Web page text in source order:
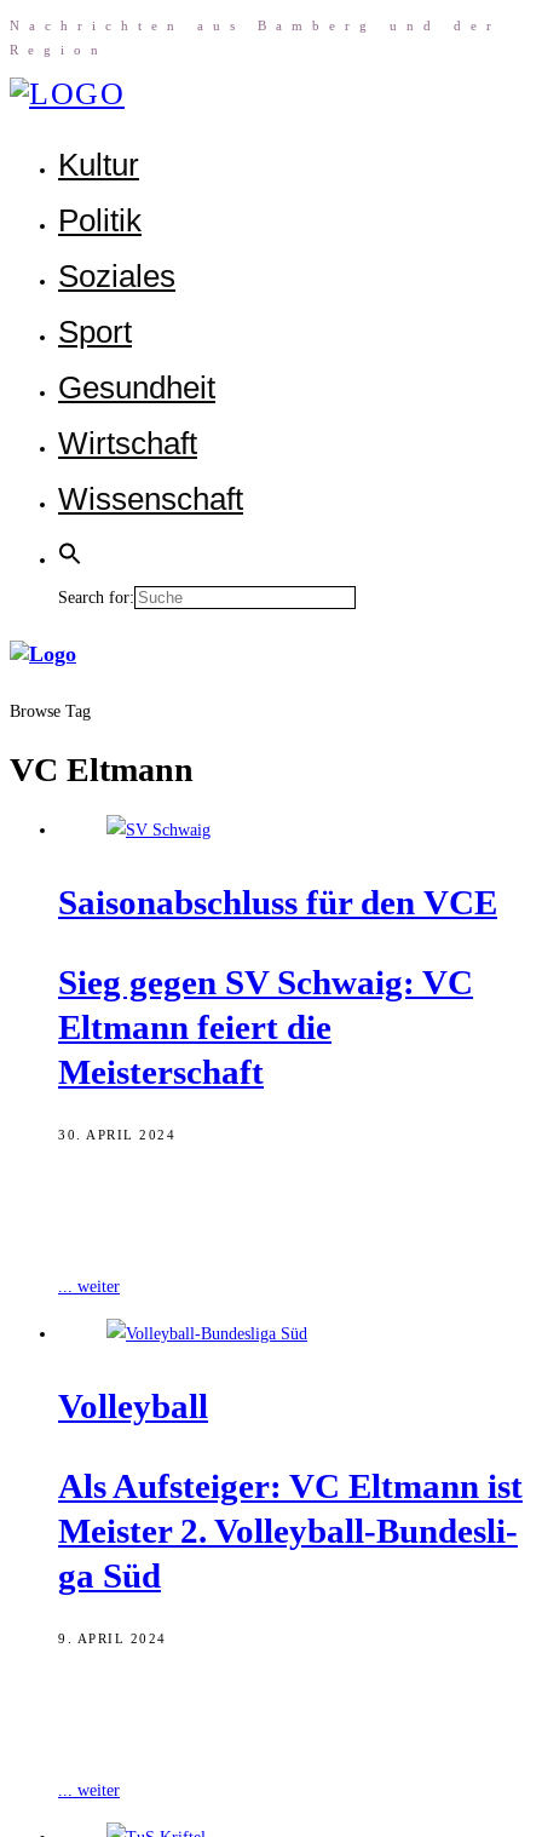
Nach­rich­ten aus Bam­berg und der
Region
Kul­tur
Poli­tik
Sozia­les
Sport
Gesund­heit
Wirt­schaft
Wis­sen­schaft
Search for:
Browse Tag
VC Eltmann
Sai­son­ab­schluss für den VCE
Sieg gegen SV Schwaig: VC
Elt­mann fei­ert die
Meisterschaft
30. APRIL 2024
... weiter
Vol­ley­ball
Als Auf­stei­ger: VC Elt­mann ist
Meis­ter 2. Vol­ley­ball-Bun­des­li­
ga Süd
9. APRIL 2024
... weiter